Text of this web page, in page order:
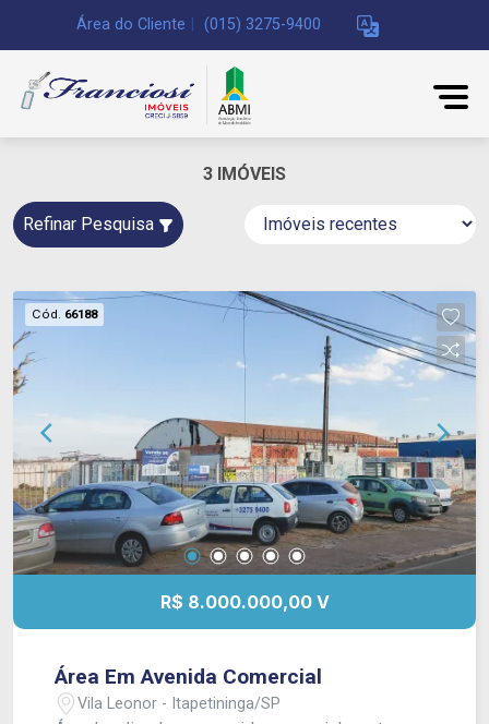
Área do Cliente (015) 3275-9400
3 IMÓVEIS
Refinar Pesquisa
Cód. 66188
R$ 8.000.000,00 V
Área Em Avenida Comercial
Vila Leonor - Itapetininga/SP